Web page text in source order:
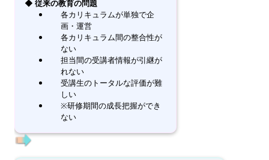
◆ 従来の教育の問題
各カリキュラムが単独で企
画・運営
各カリキュラム間の整合性が
ない
担当間の受講者情報が引継が
れない
受講生のトータルな評価が難
しい
※研修期間の成長把握ができ
ない